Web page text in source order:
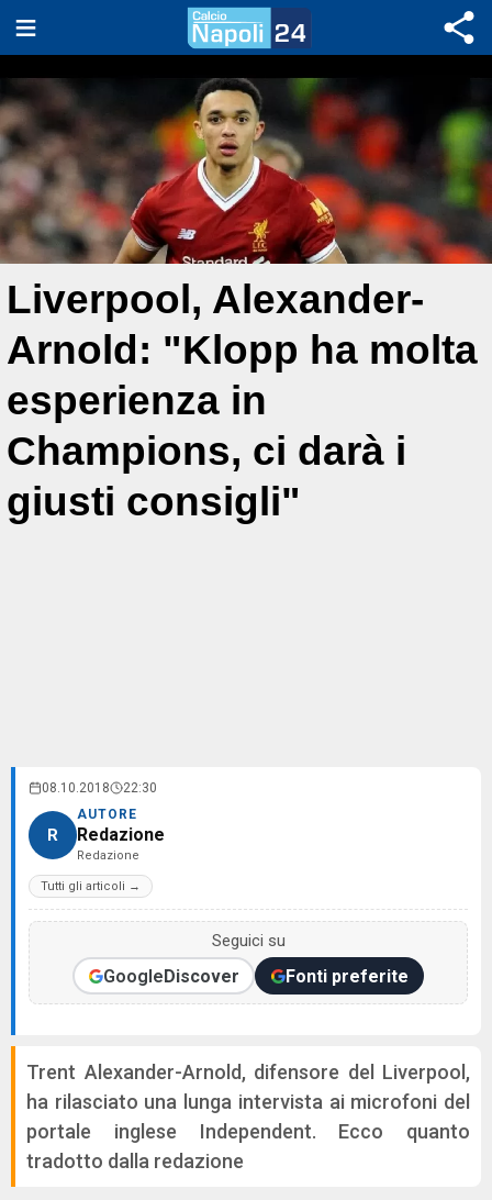
Liverpool, Alexander-
Arnold: "Klopp ha molta
esperienza in
Champions, ci darà i
giusti consigli"
08.10.2018 22:30
R
AUTORE
Redazione
Redazione
Tutti gli articoli →
Seguici su
GoogleDiscover Fonti preferite
Trent Alexander-Arnold, difensore del Liverpool,
ha rilasciato una lunga intervista ai microfoni del
portale inglese Independent. Ecco quanto
tradotto dalla redazione